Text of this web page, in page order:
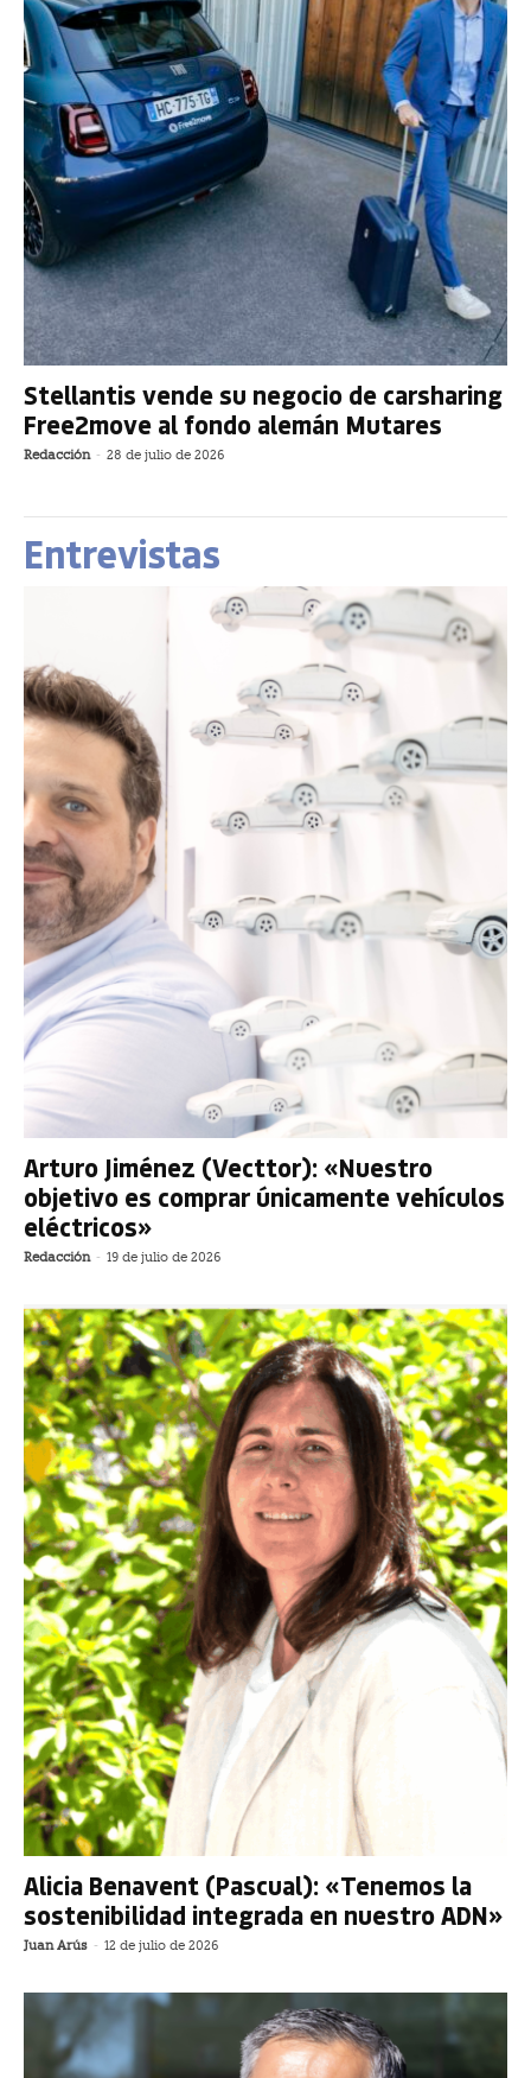
Stellantis vende su negocio de carsharing
Free2move al fondo alemán Mutares
Redacción - 28 de julio de 2026
Entrevistas
Arturo Jiménez (Vecttor): «Nuestro
objetivo es comprar únicamente vehículos
eléctricos»
Redacción - 19 de julio de 2026
Alicia Benavent (Pascual): «Tenemos la
sostenibilidad integrada en nuestro ADN»
Juan Arús - 12 de julio de 2026